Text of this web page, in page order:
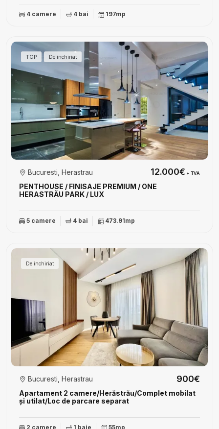
4 camere 4 bai 197mp
TOP De inchiriat
PENTHOUSE / FINISAJE PREMIUM / ONE
HERASTRĂU PARK / LUX
Bucuresti, Herastrau 12.000€ + TVA
5 camere 4 bai 473.91mp
De inchiriat
Apartament 2 camere/Herăstrău/Complet mobilat
și utilat/Loc de parcare separat
Bucuresti, Herastrau 900€
2 camere 1 baie 55mp